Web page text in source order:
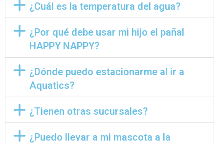
¿Cuál es la temperatura del agua?
¿Por qué debe usar mi hijo el pañal
HAPPY NAPPY?
¿Dónde puedo estacionarme al ir a
Aquatics?
¿Tienen otras sucursales?
¿Puedo llevar a mi mascota a la